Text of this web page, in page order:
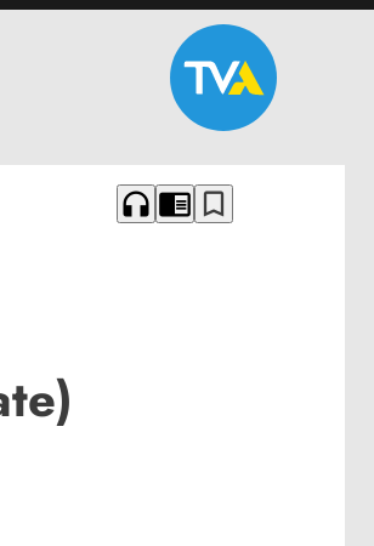
headphones chrome_reader_mode bookmark_border